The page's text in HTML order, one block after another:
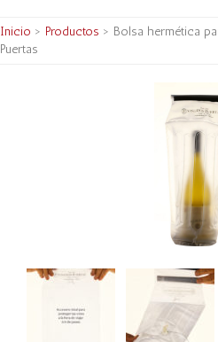
Inicio > Productos > Bolsa hermética
Puertas